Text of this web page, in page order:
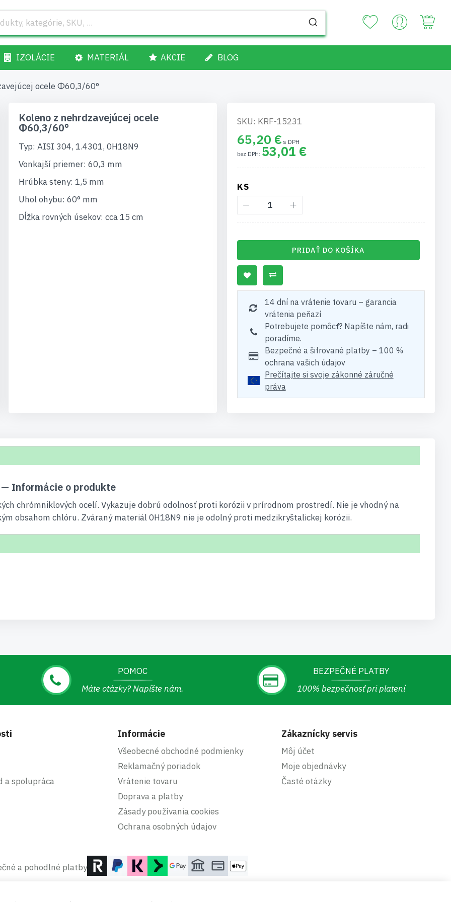
IZOLÁCIE MATERIÁL AKCIE BLOG
ocele Φ60,3/60°
Koleno z nehrdzavejúcej ocele
Φ60,3/60°
Typ: AISI 304, 1.4301, 0H18N9
Vonkajší priemer: 60,3 mm
Hrúbka steny: 1,5 mm
Uhol ohybu: 60° mm
Dĺžka rovných úsekov: cca 15 cm
SKU: KRF-15231
65,20 €
53,01 €
KS
PRIDAŤ DO KOŠÍKA
14 dní na vrátenie tovaru – garancia
vrátenia peňazí
Potrebujete pomôcť? Napíšte nám, radi
poradíme.
Bezpečné a šifrované platby – 100 %
ochrana vašich údajov
Prečítajte si svoje zákonné záručné
práva
Informácie o produkte
chrómniklových ocelí. Vykazuje dobrú odolnosť proti korózii v prírodnom prostredí. Nie je vhodný na
obsahom chlóru. Zváraný materiál 0H18N9 nie je odolný proti medzikryštalickej korózii.
POMOC
Máte otázky? Napíšte nám.
BEZPEČNÉ PLATBY
100% bezpečnosť pri platení
a spolupráca
Informácie
Všeobecné obchodné podmienky
Reklamačný poriadok
Vrátenie tovaru
Doprava a platby
Zásady používania cookies
Ochrana osobných údajov
Zákaznícky servis
Môj účet
Moje objednávky
Časté otázky
a pohodlné platby